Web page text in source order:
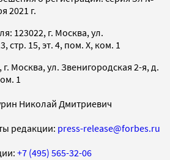
2021 г.
123022, г. Москва, ул.
стр. 15, эт. 4, пом. X, ком. 1
Москва, ул. Звенигородская 2-я, д.
1
Николай Дмитриевич
редакции: press-release@forbes.ru
+7 (495) 565-32-06